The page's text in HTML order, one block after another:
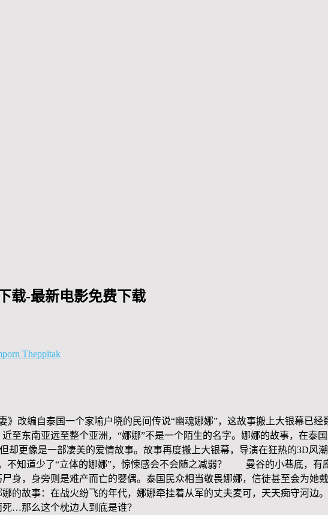
载-最新电影免费下载
Theppitak
》改编自泰国一个家喻户晓的民间传说“幽魂娜娜”，这故事搬上大银幕已
东南亚远至整个亚洲，“娜娜”不是一个陌生的名字。娜娜的故事，在泰
更像是一部凄美的爱情故事。故事再度搬上大银幕，导演在狂热的3D
不知道少了“立体的娜娜”，惊悚感会不会随之减弱？ 曼谷的小巷底，有
身，身旁则是难产而亡的婴偶。泰国民众相当敬畏娜娜，信徒甚至会为她
故事：在战火纷飞的年代，娜娜牵挂着从军的丈夫麦可，天天痴守河边
…那么这个枕边人到底是谁？